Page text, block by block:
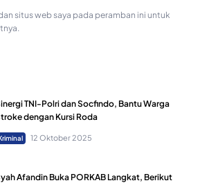
situs web saya pada peramban ini untuk
TNI-Polri dan Socfindo, Bantu Warga
dengan Kursi Roda
12 Oktober 2025
Afandin Buka PORKAB Langkat, Berikut